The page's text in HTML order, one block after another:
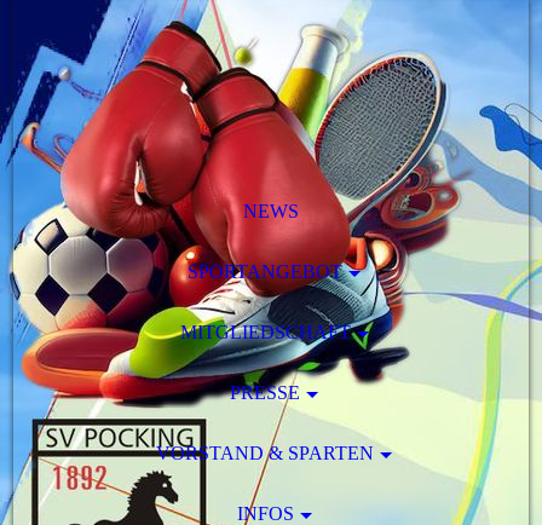
NEWS
SPORTANGEBOT
MITGLIEDSCHAFT
PRESSE
VORSTAND & SPARTEN
INFOS